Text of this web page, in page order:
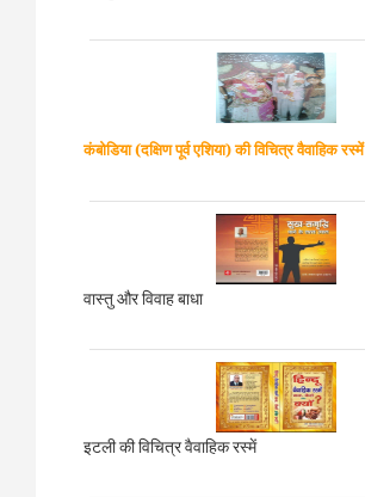
कंबोडिया (दक्षिण पूर्व एशिया) की विचित्र वैवाहिक रस्में
वास्तु और विवाह बाधा
इटली की विचित्र वैवाहिक रस्में